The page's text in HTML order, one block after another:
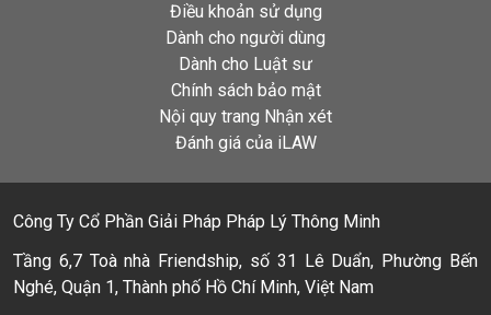
Điều khoản sử dụng
Dành cho người dùng
Dành cho Luật sư
Chính sách bảo mật
Nội quy trang Nhận xét
Đánh giá của iLAW
Công Ty Cổ Phần Giải Pháp Pháp Lý Thông Minh
Tầng 6,7 Toà nhà Friendship, số 31 Lê Duẩn, Phường Bến
Nghé, Quận 1, Thành phố Hồ Chí Minh, Việt Nam